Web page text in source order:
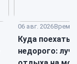
06 авг. 2026Время
Куда поехать
недорого: